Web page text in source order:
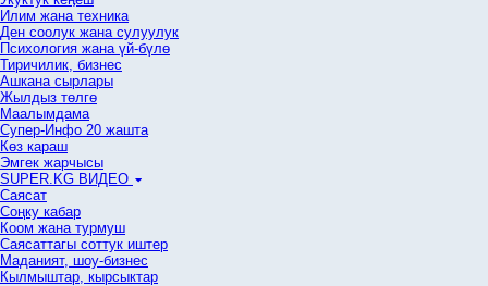
Илим жана техника
Ден соолук жана сулуулук
Психология жана үй-бүлө
Тиричилик, бизнес
Ашкана сырлары
Жылдыз төлгө
Маалымдама
Супер-Инфо 20 жашта
Көз караш
Эмгек жарчысы
SUPER.KG ВИДЕО
Саясат
Cоңку кабар
Коом жана турмуш
Саясаттагы соттук иштер
Маданият, шоу-бизнес
Кылмыштар, кырсыктар